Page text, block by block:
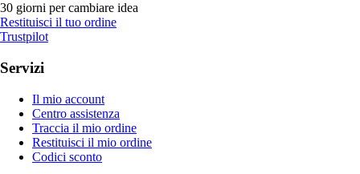
30 giorni per cambiare idea
Restituisci il tuo ordine
Trustpilot
Servizi
Il mio account
Centro assistenza
Traccia il mio ordine
Restituisci il mio ordine
Codici sconto